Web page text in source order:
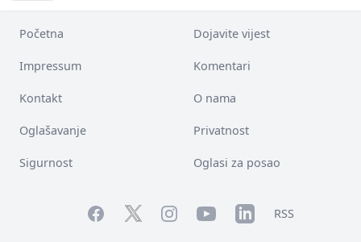
Početna Dojavite vijest
Impressum Komentari
Kontakt O nama
Oglašavanje Privatnost
Sigurnost Oglasi za posao
FacebookTwitterInstagramYouTubeLinkedInRSS